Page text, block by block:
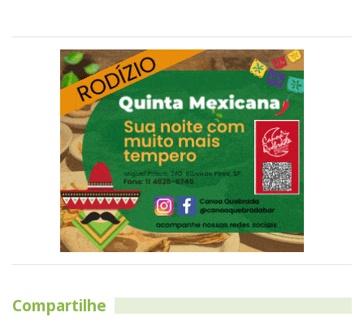
Compartilhe